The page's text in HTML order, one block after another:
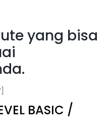
yang bisa
BASIC /